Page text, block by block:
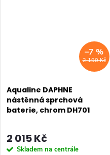
2 190 Kč
–7 %
Aqualine DAPHNE
nástěnná sprchová
baterie, chrom DH701
2 015 Kč
Skladem na centrále